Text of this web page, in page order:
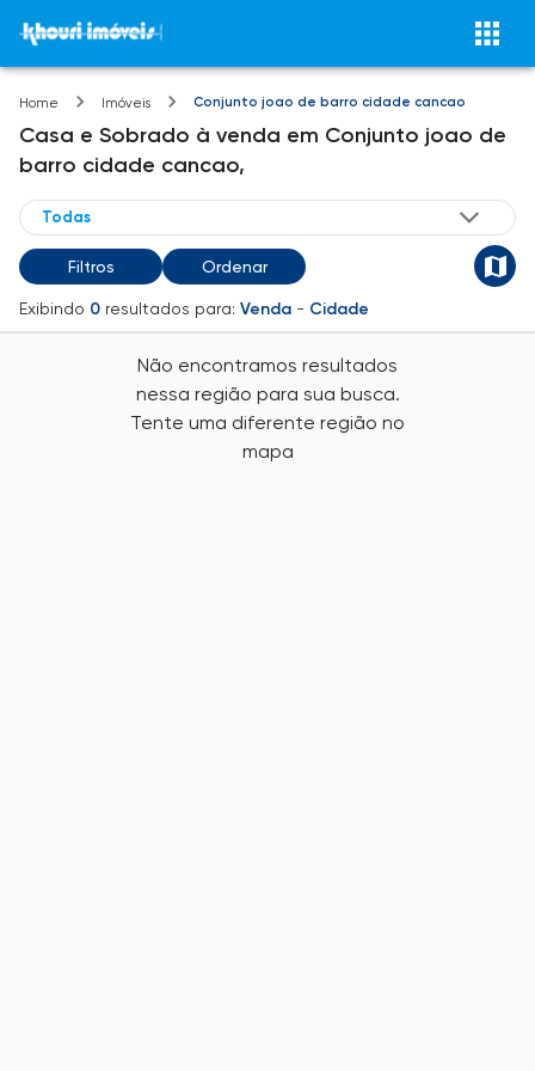
Home Imóveis Conjunto joao de barro cidade cancao
Casa e Sobrado à venda em Conjunto joao de
barro cidade cancao,
Filtros Ordenar
Exibindo 0 resultados para: Venda - Cidade
Não encontramos resultados
nessa região para sua busca.
Tente uma diferente região no
mapa